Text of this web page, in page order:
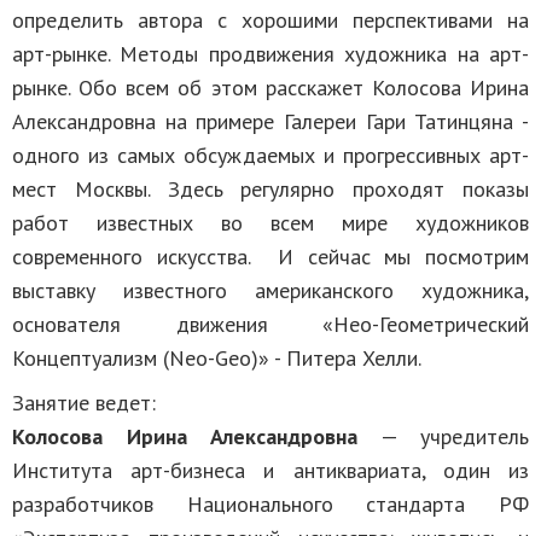
определить автора с хорошими перспективами на
арт-рынке. Методы продвижения художника на арт-
рынке. Обо всем об этом расскажет Колосова Ирина
Александровна на примере Галереи Гари Татинцяна -
одного из самых обсуждаемых и прогрессивных арт-
мест Москвы. Здесь регулярно проходят показы
работ известных во всем мире художников
современного искусства. И сейчас мы посмотрим
выставку известного американского художника,
основателя движения «Нео-Геометрический
Концептуализм (Neo-Geo)» - Питера Хелли.
Занятие ведет:
Колосова Ирина Александровна — учредитель
Института арт-бизнеса и антиквариата, один из
разработчиков Национального стандарта РФ